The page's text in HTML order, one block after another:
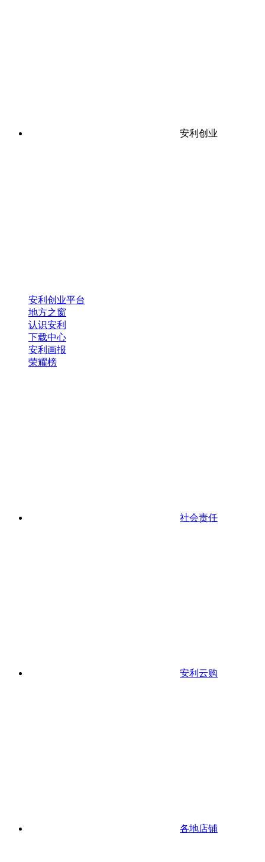
安利创业
安利创业平台
地方之窗
认识安利
下载中心
安利画报
荣耀榜
社会责任
安利云购
各地店铺